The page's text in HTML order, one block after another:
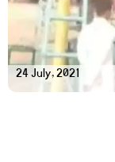
24 July, 2021